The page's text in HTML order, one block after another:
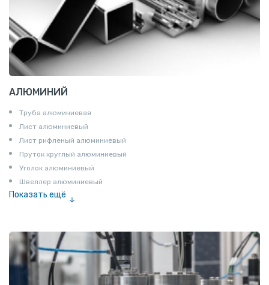
АЛЮМИНИЙ
Труба алюминиевая
Лист алюминиевый
Лист рифленый алюминиевый
Пруток круглый алюминиевый
Уголок алюминиевый
Швеллер алюминиевый
Показать ещё
Шина электротехническая
Алюминиевая плита
Z профиль алюминиевый
Т профиль алюминиевый